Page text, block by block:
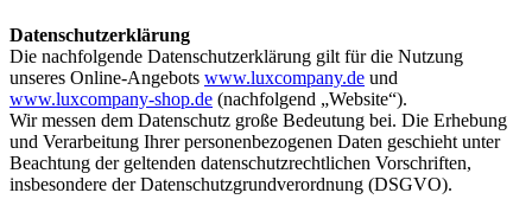
Datenschutzerklärung
Die nachfolgende Datenschutzerklärung gilt für die Nutzung
unseres Online-Angebots www.luxcompany.de und
www.luxcompany-shop.de (nachfolgend „Website“).
Wir messen dem Datenschutz große Bedeutung bei. Die Erhebung
und Verarbeitung Ihrer personenbezogenen Daten geschieht unter
Beachtung der geltenden datenschutzrechtlichen Vorschriften,
insbesondere der Datenschutzgrundverordnung (DSGVO).